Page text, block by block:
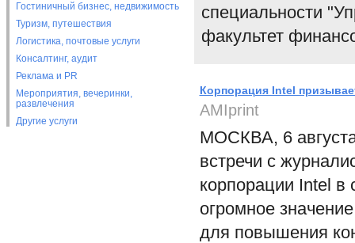
Гостиничный бизнес, недвижимость
Туризм, путешествия
Логистика, почтовые услуги
Консалтинг, аудит
Реклама и PR
Мероприятия, вечеринки,
развлечения
Другие услуги
специальности
факультет
Корпорация Intel
AMIprint
МОСКВА, 6
встречи с
корпорации Intel в
огромное
для повышения